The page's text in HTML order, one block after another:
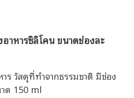
าหารซิลิโคน ขนาดช่องละ
ร วัสดุที่ทำจากธรรมชาติ มีช่อง
ด 150 ml